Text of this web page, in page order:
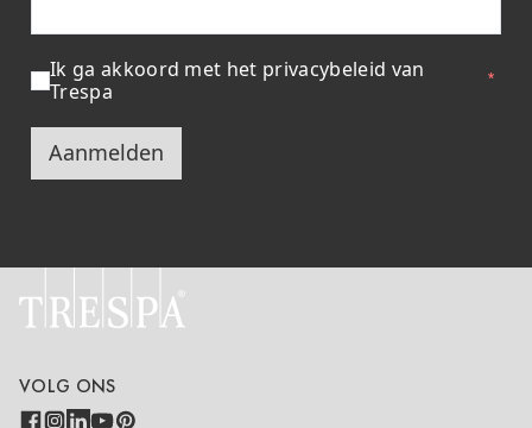
Ik ga akkoord met het privacybeleid van
Trespa
Aanmelden
VOLG ONS